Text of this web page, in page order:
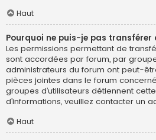
Haut
Pourquoi ne puis-je pas transférer
Les permissions permettant de
sont accordées par forum, par
administrateurs du forum ont peut-
pièces jointes dans le forum
groupes d’utilisateurs détiennent
d’informations, veuillez contacter un
Haut